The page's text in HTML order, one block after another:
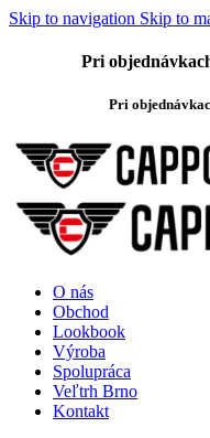
Skip to navigation Skip to
Pri
Pri
O nás
Obchod
Lookbook
Výroba
Spolupráca
Veľtrh Brno
Kontakt